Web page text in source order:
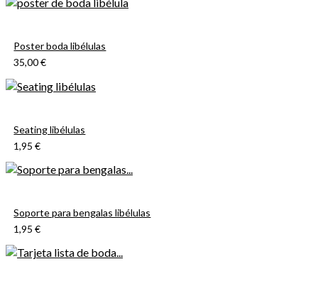
Poster boda libélulas
35,00 €
Seating libélulas
1,95 €
Soporte para bengalas libélulas
1,95 €